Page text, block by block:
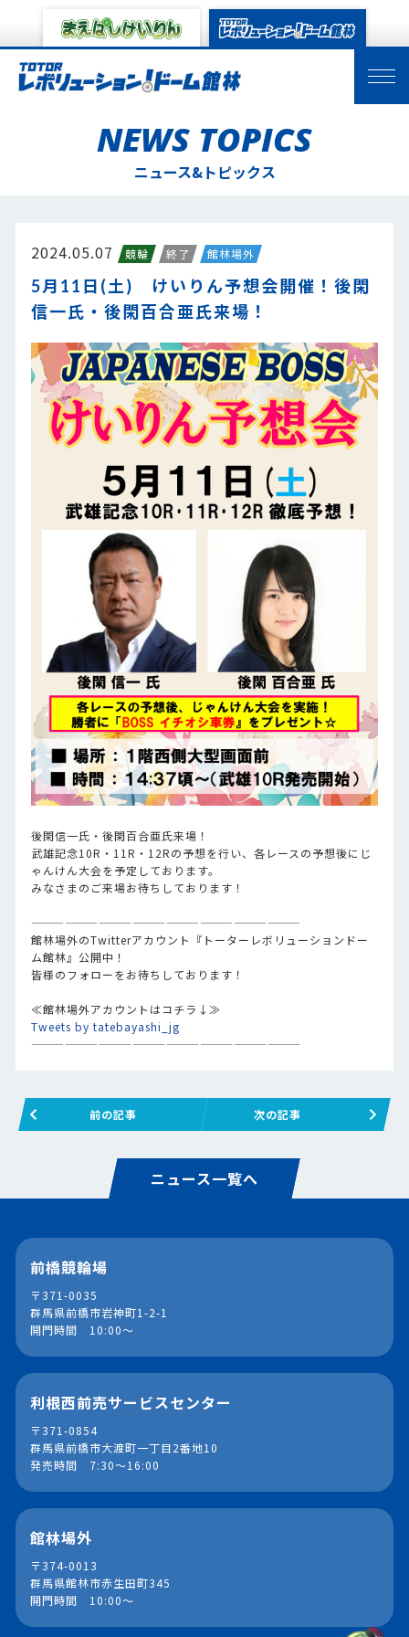
NEWS TOPICS
ニュース&トピックス
2024.05.07 競輪 終了 館林場外
5月11日(土) けいりん予想会開催！後閑
信一氏・後閑百合亜氏来場！
後閑信一氏・後閑百合亜氏来場！
武雄記念10R・11R・12Rの予想を行い、各レースの予想後にじ
ゃんけん大会を予定しております。
みなさまのご来場お待ちしております！
————————————————————————
館林場外のTwitterアカウント『トーターレボリューションドー
ム館林』公開中！
皆様のフォローをお待ちしております！
≪館林場外アカウントはコチラ↓≫
Tweets by tatebayashi_jg
————————————————————————
前の記事 次の記事
ニュース一覧へ
前橋競輪場
〒371-0035
群馬県前橋市岩神町1-2-1
開門時間 10:00～
利根西前売サービスセンター
〒371-0854
群馬県前橋市大渡町一丁目2番地10
発売時間 7:30～16:00
館林場外
〒374-0013
群馬県館林市赤生田町345
開門時間 10:00～